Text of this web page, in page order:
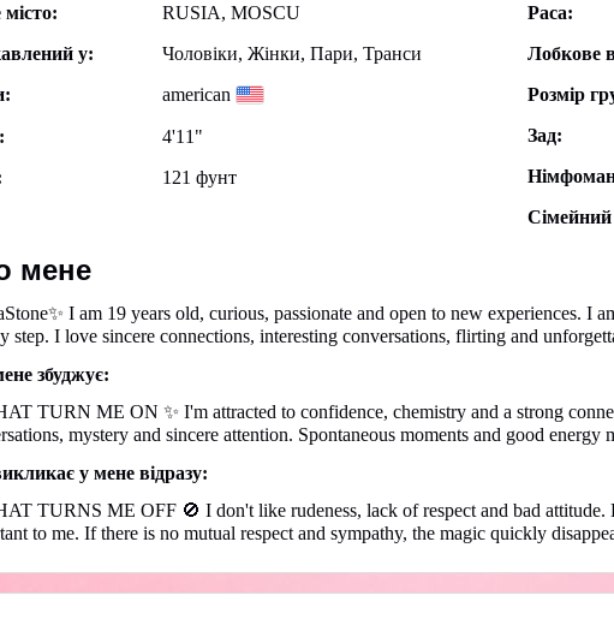
місто:
RUSIA, MOSCU
у:
Чоловіки, Жiнки, Пари, Транси
american
4'11"
121 фунт
Раса:
Лобкове
Розмір
Зад:
Сімейний
мене
I am 19 years old, curious, passionate and open to new experiences. I
step. I love sincere connections, interesting conversations, flirting and
збуджує:
TURN ME ON ✨ I'm attracted to confidence, chemistry and a strong
mystery and sincere attention. Spontaneous moments and good energy
у мене відразу:
TURNS ME OFF 🚫 I don't like rudeness, lack of respect and bad attitude.
to me. If there is no mutual respect and sympathy, the magic quickly